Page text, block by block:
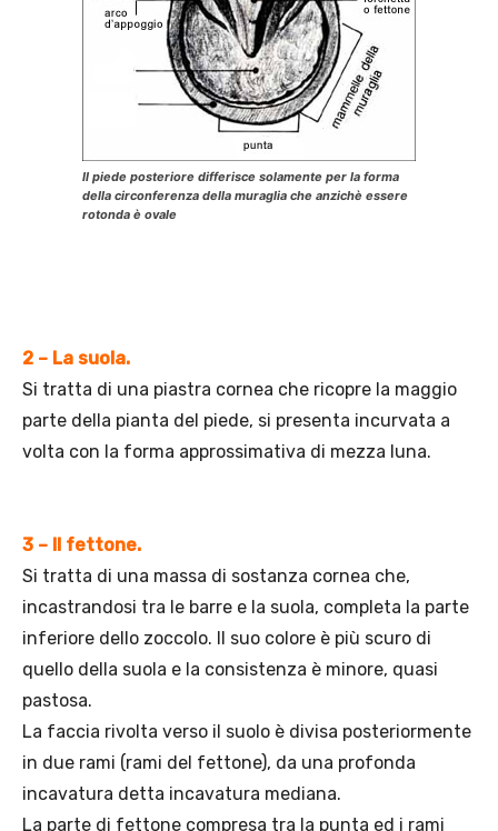
Il piede posteriore differisce solamente per la forma
della circonferenza della muraglia che anzichè essere
rotonda è ovale
2 – La suola.
Si tratta di una piastra cornea che ricopre la maggio
parte della pianta del piede, si presenta incurvata a
volta con la forma approssimativa di mezza luna.
3 – Il fettone.
Si tratta di una massa di sostanza cornea che,
incastrandosi tra le barre e la suola, completa la parte
inferiore dello zoccolo. Il suo colore è più scuro di
quello della suola e la consistenza è minore, quasi
pastosa.
La faccia rivolta verso il suolo è divisa posteriormente
in due rami (rami del fettone), da una profonda
incavatura detta incavatura mediana.
La parte di fettone compresa tra la punta ed i rami